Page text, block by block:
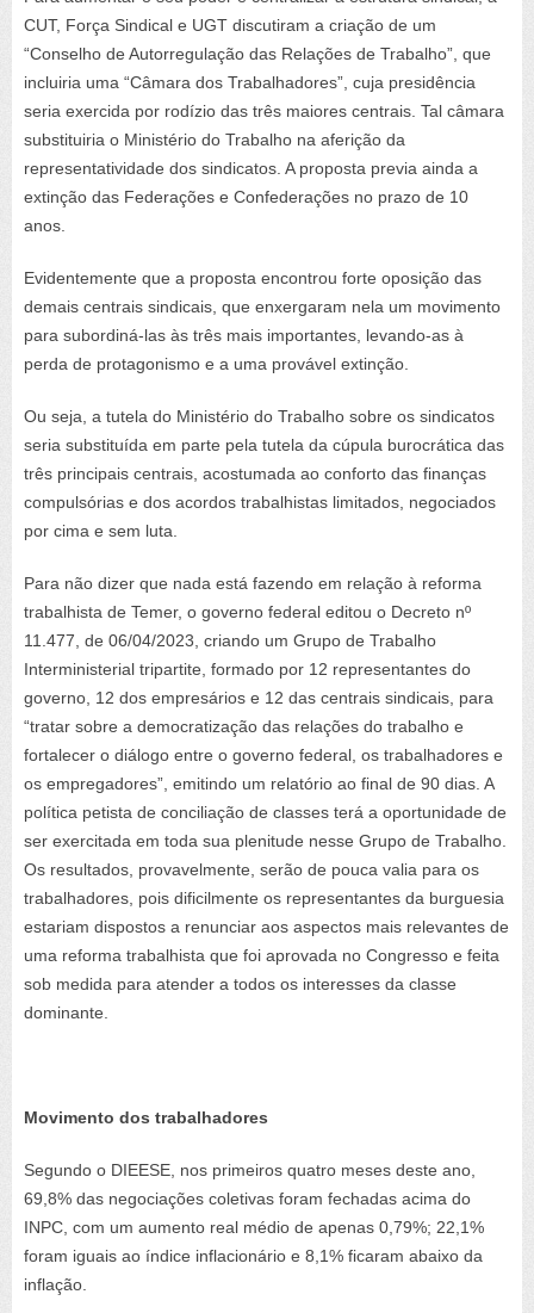
CUT, Força Sindical e UGT discutiram a criação de um
“Conselho de Autorregulação das Relações de Trabalho”, que
incluiria uma “Câmara dos Trabalhadores”, cuja presidência
seria exercida por rodízio das três maiores centrais. Tal câmara
substituiria o Ministério do Trabalho na aferição da
representatividade dos sindicatos. A proposta previa ainda a
extinção das Federações e Confederações no prazo de 10
anos.
Evidentemente que a proposta encontrou forte oposição das
demais centrais sindicais, que enxergaram nela um movimento
para subordiná-las às três mais importantes, levando-as à
perda de protagonismo e a uma provável extinção.
Ou seja, a tutela do Ministério do Trabalho sobre os sindicatos
seria substituída em parte pela tutela da cúpula burocrática das
três principais centrais, acostumada ao conforto das finanças
compulsórias e dos acordos trabalhistas limitados, negociados
por cima e sem luta.
Para não dizer que nada está fazendo em relação à reforma
trabalhista de Temer, o governo federal editou o Decreto nº
11.477, de 06/04/2023, criando um Grupo de Trabalho
Interministerial tripartite, formado por 12 representantes do
governo, 12 dos empresários e 12 das centrais sindicais, para
“tratar sobre a democratização das relações do trabalho e
fortalecer o diálogo entre o governo federal, os trabalhadores e
os empregadores”, emitindo um relatório ao final de 90 dias. A
política petista de conciliação de classes terá a oportunidade de
ser exercitada em toda sua plenitude nesse Grupo de Trabalho.
Os resultados, provavelmente, serão de pouca valia para os
trabalhadores, pois dificilmente os representantes da burguesia
estariam dispostos a renunciar aos aspectos mais relevantes de
uma reforma trabalhista que foi aprovada no Congresso e feita
sob medida para atender a todos os interesses da classe
dominante.
Movimento dos trabalhadores
Segundo o DIEESE, nos primeiros quatro meses deste ano,
69,8% das negociações coletivas foram fechadas acima do
INPC, com um aumento real médio de apenas 0,79%; 22,1%
foram iguais ao índice inflacionário e 8,1% ficaram abaixo da
inflação.